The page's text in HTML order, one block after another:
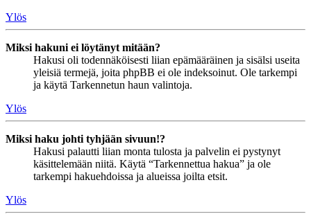
Ylös
Miksi hakuni ei löytänyt mitään?
Hakusi oli todennäköisesti liian epämääräinen ja sisälsi useita
yleisiä termejä, joita phpBB ei ole indeksoinut. Ole tarkempi
ja käytä Tarkennetun haun valintoja.
Ylös
Miksi haku johti tyhjään sivuun!?
Hakusi palautti liian monta tulosta ja palvelin ei pystynyt
käsittelemään niitä. Käytä “Tarkennettua hakua” ja ole
tarkempi hakuehdoissa ja alueissa joilta etsit.
Ylös